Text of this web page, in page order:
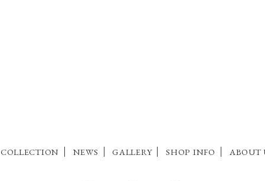
COLLECTION NEWS GALLERY SHOP INFO ABOUT